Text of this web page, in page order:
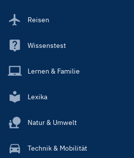
Reisen
Wissenstest
Lernen & Familie
Lexika
Natur & Umwelt
Technik & Mobilität